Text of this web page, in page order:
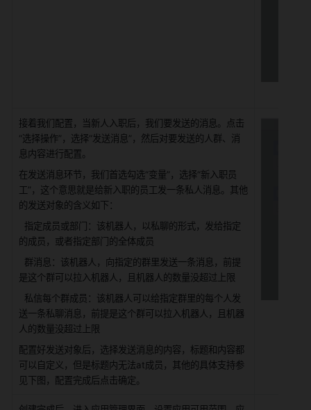
接着我们配置，当新人入职后，我们要发送的消息。点击
“选择操作”，选择“发送消息”，然后对要发送的人群、消
息内容进行配置。
在发送消息环节，我们首选勾选“变量”，选择“新入职员
工”，这个意思就是给新入职的员工发一条私人消息。其他
的发送对象的含义如下：
的成员，或者指定部门的全体成员
是这个群可以拉入机器人，且机器人的数量没超过上限
送一条私聊消息，前提是这个群可以拉入机器人，且机器
人的数量没超过上限
配置好发送对象后，选择发送消息的内容，标题和内容都
可以自定义，但是标题内无法at成员，其他的具体支持参
见下图，配置完成后点击确定。